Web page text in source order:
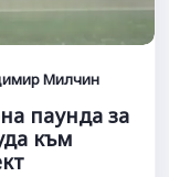
Милчин
паунда за
към